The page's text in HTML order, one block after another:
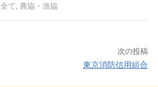
全て, 農協・漁協
次の投稿
東京消防信用組合